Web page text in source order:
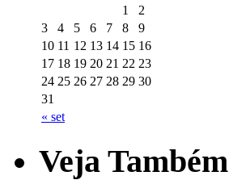
« set
1
2
3
4 5 6 7 8
9
10 11 12 13 14 15 16
17 18 19 20 21 22 23
24 25 26 27 28 29 30
31
Veja Também